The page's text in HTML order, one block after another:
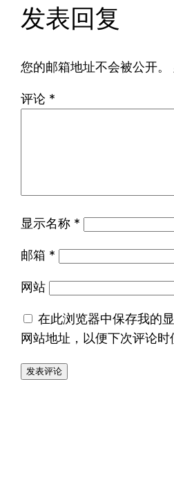
发表回复
您的邮箱地址不会被公开。
评论 *
显示名称 *
邮箱 *
网站
在此浏览器中保存我的
网站地址，以便下次评论时